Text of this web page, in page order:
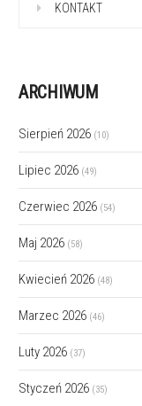
KONTAKT
ARCHIWUM
Sierpień 2026 (10)
Lipiec 2026 (49)
Czerwiec 2026 (54)
Maj 2026 (58)
Kwiecień 2026 (48)
Marzec 2026 (46)
Luty 2026 (37)
Styczeń 2026 (35)